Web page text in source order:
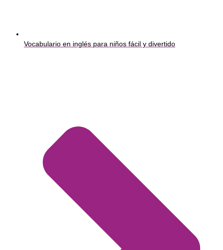
Vocabulario en inglés para niños fácil y divertido